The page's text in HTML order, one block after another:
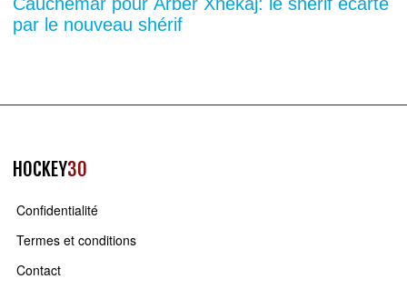
par le nouveau shérif
HOCKEY30
Confidentialité
Termes et conditions
Contact